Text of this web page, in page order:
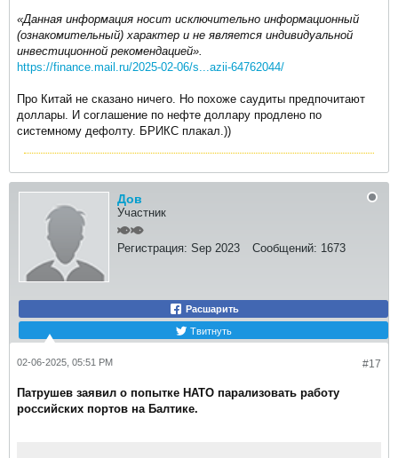
«Данная информация носит исключительно информационный
(ознакомительный) характер и не является индивидуальной
инвестиционной рекомендацией».
https://finance.mail.ru/2025-02-06/s...azii-64762044/
Про Китай не сказано ничего. Но похоже саудиты предпочитают
доллары. И соглашение по нефте доллару продлено по
системному дефолту. БРИКС плакал.))
Дов
Участник
Регистрация: Sep 2023 Сообщений: 1673
Расшарить
Твитнуть
#17
02-06-2025, 05:51 PM
Патрушев заявил о попытке НАТО парализовать работу
российских портов на Балтике.